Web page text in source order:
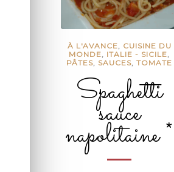
À L'AVANCE, CUISINE DU
MONDE, ITALIE - SICILE,
PÂTES, SAUCES,TOMATE
Spaghetti
sauce
napolitaine *